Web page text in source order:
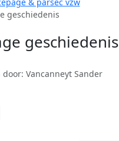
geschiedenis
geschiedenis
door: Vancanneyt Sander
toe